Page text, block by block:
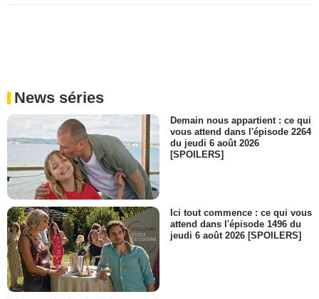
News séries
Demain nous appartient : ce qui
vous attend dans l'épisode 2264
du jeudi 6 août 2026
[SPOILERS]
Ici tout commence : ce qui vous
attend dans l'épisode 1496 du
jeudi 6 août 2026 [SPOILERS]